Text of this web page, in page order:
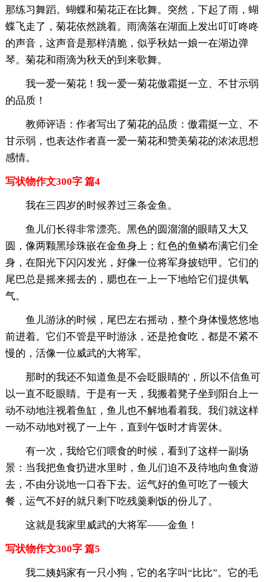
那练习舞蹈。蝴蝶和菊花正在比舞。突然，下起了雨，蝴
蝶飞走了，菊花依然跳着。雨滴落在湖面上发出叮叮咚咚
的声音，这声音是那样清脆，似乎秋姑一娘一在湖边弹
琴。菊花和雨滴为秋天的到来歌舞。
我一爱一菊花！我一爱一菊花傲霜挺一立、不甘示弱
的品质！
教师评语：作者写出了菊花的品质：傲霜挺一立、不
甘示弱，也表达作者喜一爱一菊花和赞美菊花的浓浓思想
感情。
写状物作文300字 篇4
我在三四岁的时候养过三条金鱼。
鱼儿们长得非常漂亮。黑色的圆溜溜的眼睛又大又
圆，像两颗黑珍珠嵌在金鱼身上；红色的鱼鳞布满它们全
身，在阳光下闪闪发光，好像一位将军身披铠甲。它们的
尾巴总是摇来摇去的，腮也在一上一下地给它们提供氧
气。
鱼儿游泳的时候，尾巴左右摇动，整个身体慢悠悠地
前进着。它们不管是平时游泳，还是抢食吃，都是不紧不
慢的，活像一位威武的大将军。
那时的我还不知道鱼是不会眨眼睛的'，所以不信鱼可
以一直不眨眼睛。于是有一天，我搬着凳子坐到阳台上一
动不动地注视着鱼缸，鱼儿也不解地看着我。我们就这样
一动不动地对视了一上午，直到午饭时才肯罢休。
有一次，我给它们喂食的时候，看到了这样一副场
景：当我把鱼食扔进水里时，鱼儿们迫不及待地向鱼食游
去，不由分说地一口吞下去。运气好的鱼可吃了一顿大
餐，运气不好的就只剩下吃残羹剩饭的份儿了。
这就是我家里威武的大将军——金鱼！
写状物作文300字 篇5
我二姨妈家有一只小狗，它的名字叫“比比”。它的毛